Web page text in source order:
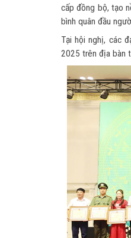
cấp đồng bộ, tạo
bình quân đầu
Tại hội nghị, các
2025 trên địa bàn